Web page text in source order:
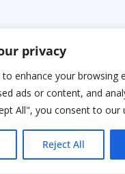
privacy
enhance your browsing
ads or content, and
All", you consent to our
Reject All